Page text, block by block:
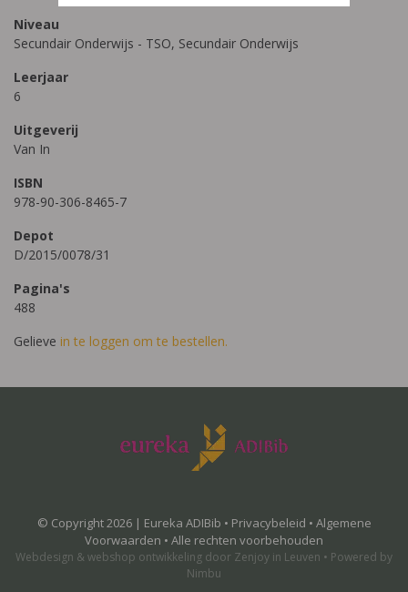
Niveau
Secundair Onderwijs - TSO, Secundair Onderwijs
Leerjaar
6
Uitgeverij
Van In
ISBN
978-90-306-8465-7
Depot
D/2015/0078/31
Pagina's
488
Gelieve in te loggen om te bestellen.
© Copyright 2026 | Eureka ADIBib • Privacybeleid • Algemene
Voorwaarden • Alle rechten voorbehouden
Webdesign & webshop ontwikkeling door Zenjoy in Leuven • Powered by
Nimbu